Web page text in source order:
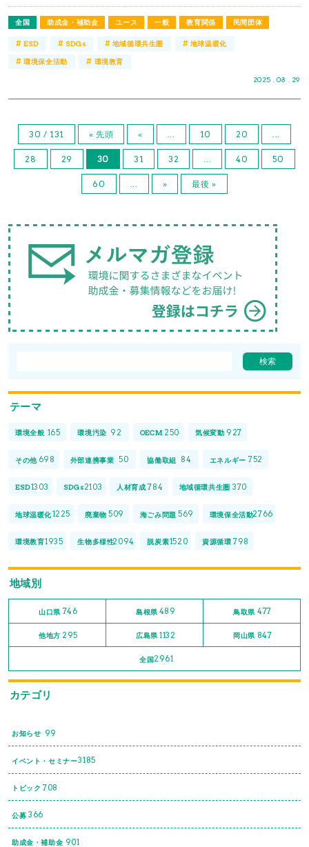
全国 助成金・補助金 ユース 一般 教育関係 民間団体
2025 . 08 . 29
#ESD # SDGs # 地域循環共生圏 # 地球温暖化
#環境保全活動 # 環境教育
30 / 131 « 先頭 « 10 20
28 29 30 31 32 ... 40 50
60 ... » 最後 »
テーマ
環境全般 165 環境汚染 92 OECM 250 気候変動 927
その他 698 外部連携事業 50 協働取組 84 エネルギー 752
ESD1303 SDGs2103 人材育成 784 地域循環共生圏 370
地球温暖化1225 廃棄物 509 海ごみ問題 569 環境保全活動2766
環境教育1935 生物多様性2094 脱炭素1520 資源循環 798
地域別
山口県 746 島根県 489 鳥取県 477
他地方 295 広島県 1132 岡山県 847
全国2961
カテゴリ
お知らせ 99
イベント・セミナー3185
トピック 708
公募 366
助成金・補助金 901